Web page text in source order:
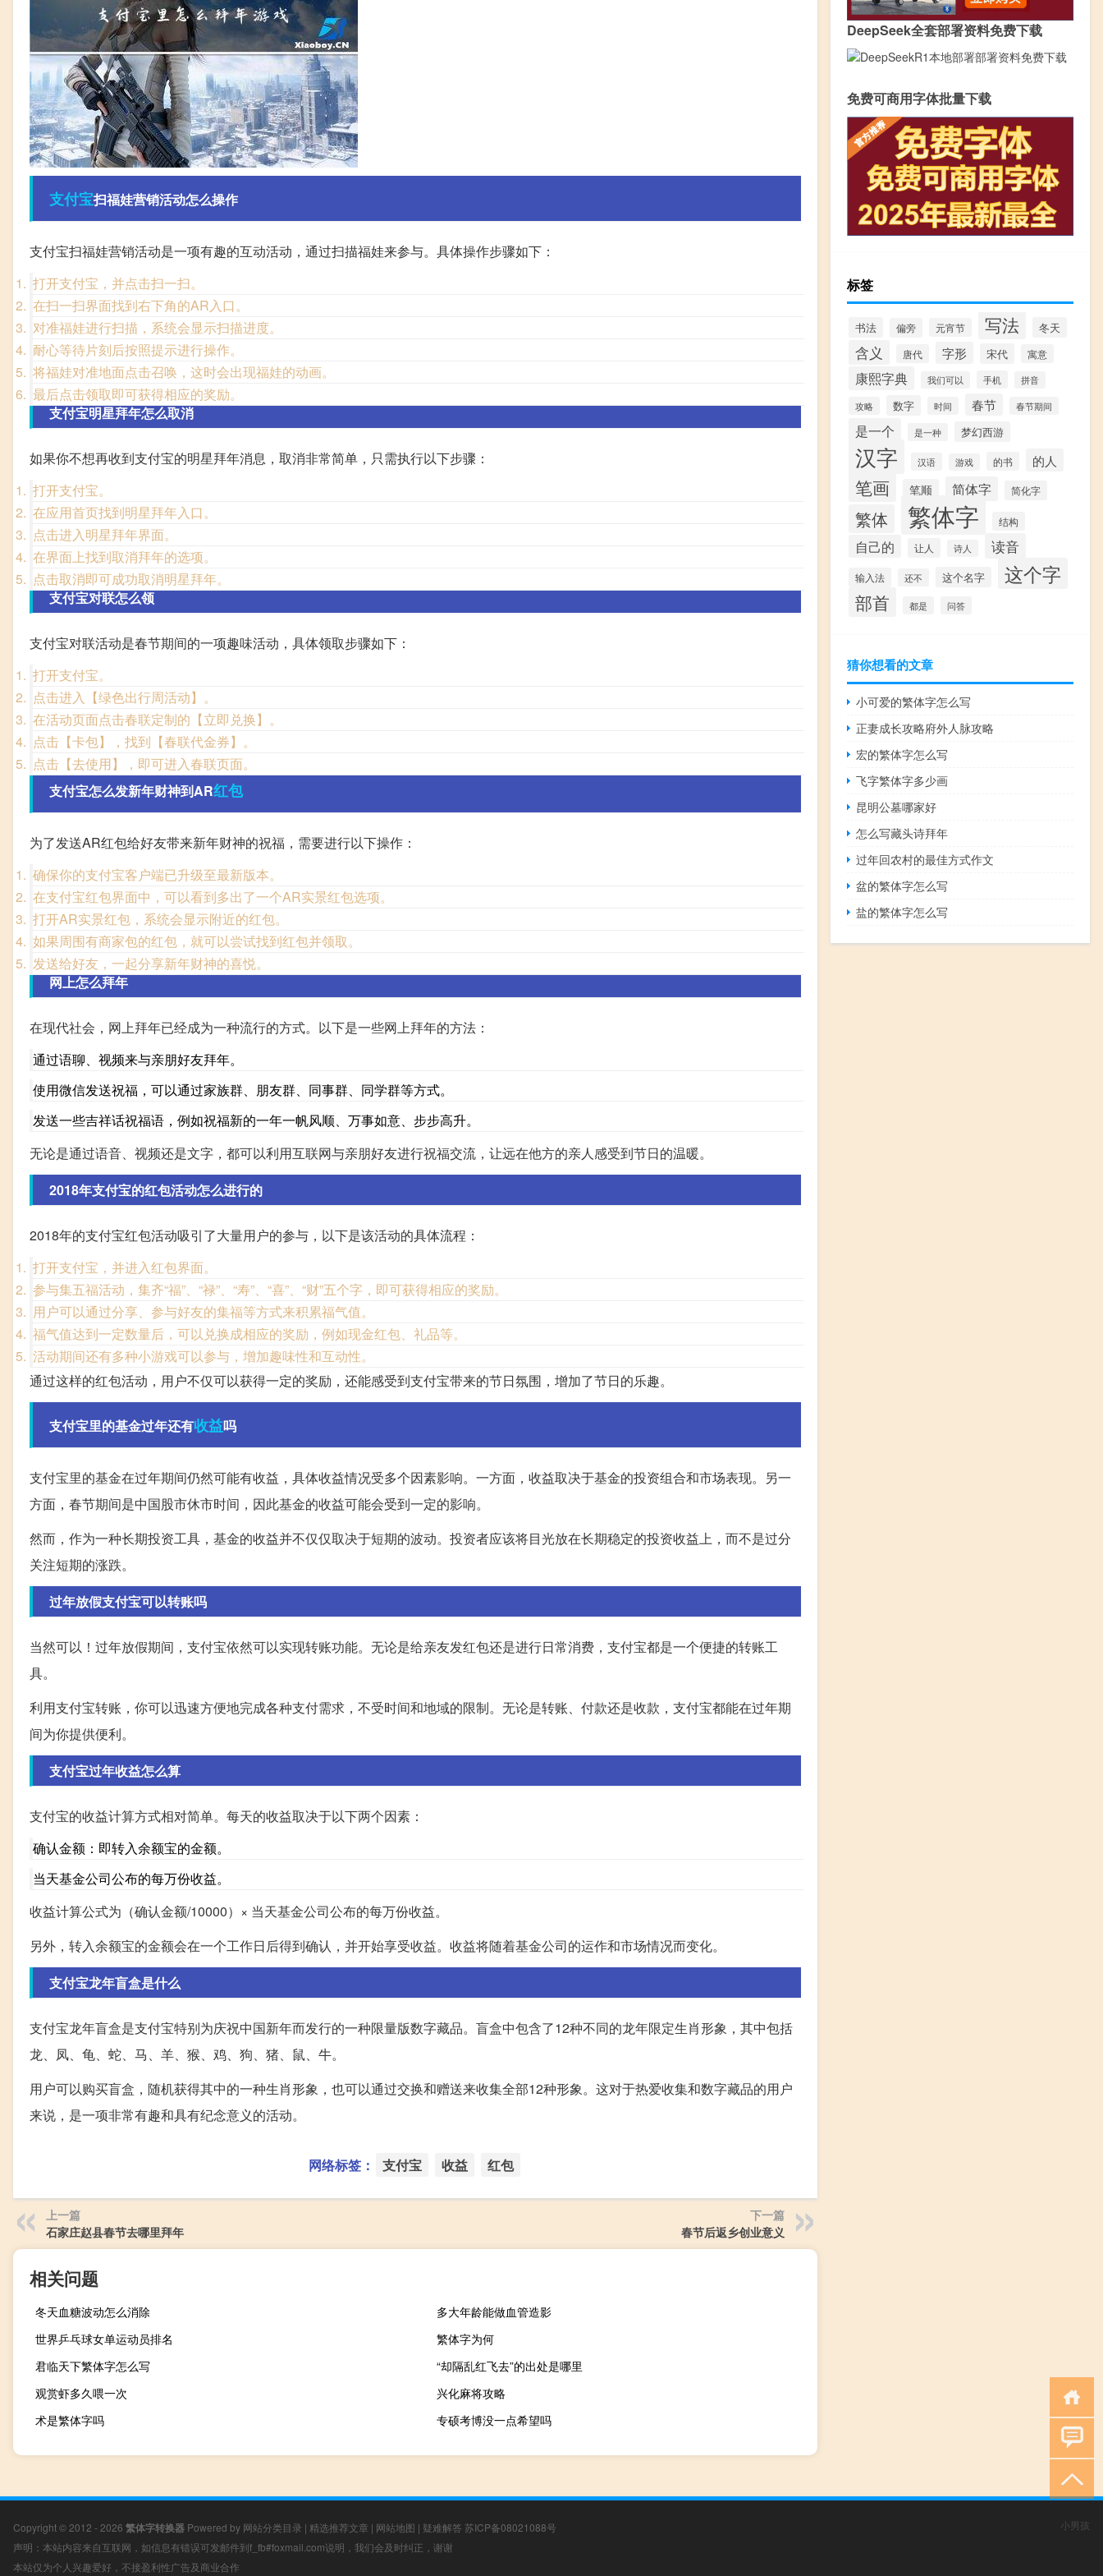
支付宝扫福娃营销活动怎么操作
支付宝扫福娃营销活动是一项有趣的互动活动，通过扫描福娃来参与。具体操作步骤如下：
打开支付宝，并点击扫一扫。
在扫一扫界面找到右下角的AR入口。
对准福娃进行扫描，系统会显示扫描进度。
耐心等待片刻后按照提示进行操作。
将福娃对准地面点击召唤，这时会出现福娃的动画。
最后点击领取即可获得相应的奖励。
支付宝明星拜年怎么取消
如果你不想再收到支付宝的明星拜年消息，取消非常简单，只需执行以下步骤：
打开支付宝。
在应用首页找到明星拜年入口。
点击进入明星拜年界面。
在界面上找到取消拜年的选项。
点击取消即可成功取消明星拜年。
支付宝对联怎么领
支付宝对联活动是春节期间的一项趣味活动，具体领取步骤如下：
打开支付宝。
点击进入【绿色出行周活动】。
在活动页面点击春联定制的【立即兑换】。
点击【卡包】，找到【春联代金券】。
点击【去使用】，即可进入春联页面。
支付宝怎么发新年财神到AR红包
为了发送AR红包给好友带来新年财神的祝福，需要进行以下操作：
确保你的支付宝客户端已升级至最新版本。
在支付宝红包界面中，可以看到多出了一个AR实景红包选项。
打开AR实景红包，系统会显示附近的红包。
如果周围有商家包的红包，就可以尝试找到红包并领取。
发送给好友，一起分享新年财神的喜悦。
网上怎么拜年
在现代社会，网上拜年已经成为一种流行的方式。以下是一些网上拜年的方法：
通过语聊、视频来与亲朋好友拜年。
使用微信发送祝福，可以通过家族群、朋友群、同事群、同学群等方式。
发送一些吉祥话祝福语，例如祝福新的一年一帆风顺、万事如意、步步高升。
无论是通过语音、视频还是文字，都可以利用互联网与亲朋好友进行祝福交流，让远在他方的亲人感受到节日的温暖。
2018年支付宝的红包活动怎么进行的
2018年的支付宝红包活动吸引了大量用户的参与，以下是该活动的具体流程：
打开支付宝，并进入红包界面。
参与集五福活动，集齐“福”、“禄”、“寿”、“喜”、“财”五个字，即可获得相应的奖励。
用户可以通过分享、参与好友的集福等方式来积累福气值。
福气值达到一定数量后，可以兑换成相应的奖励，例如现金红包、礼品等。
活动期间还有多种小游戏可以参与，增加趣味性和互动性。
通过这样的红包活动，用户不仅可以获得一定的奖励，还能感受到支付宝带来的节日氛围，增加了节日的乐趣。
支付宝里的基金过年还有收益吗
支付宝里的基金在过年期间仍然可能有收益，具体收益情况受多个因素影响。一方面，收益取决于基金的投资组合和市场表现。另一
方面，春节期间是中国股市休市时间，因此基金的收益可能会受到一定的影响。
然而，作为一种长期投资工具，基金的收益并不仅仅取决于短期的波动。投资者应该将目光放在长期稳定的投资收益上，而不是过分
关注短期的涨跌。
过年放假支付宝可以转账吗
当然可以！过年放假期间，支付宝依然可以实现转账功能。无论是给亲友发红包还是进行日常消费，支付宝都是一个便捷的转账工
具。
利用支付宝转账，你可以迅速方便地完成各种支付需求，不受时间和地域的限制。无论是转账、付款还是收款，支付宝都能在过年期
间为你提供便利。
支付宝过年收益怎么算
支付宝的收益计算方式相对简单。每天的收益取决于以下两个因素：
确认金额：即转入余额宝的金额。
当天基金公司公布的每万份收益。
收益计算公式为（确认金额/10000）× 当天基金公司公布的每万份收益。
另外，转入余额宝的金额会在一个工作日后得到确认，并开始享受收益。收益将随着基金公司的运作和市场情况而变化。
支付宝龙年盲盒是什么
支付宝龙年盲盒是支付宝特别为庆祝中国新年而发行的一种限量版数字藏品。盲盒中包含了12种不同的龙年限定生肖形象，其中包括
龙、凤、龟、蛇、马、羊、猴、鸡、狗、猪、鼠、牛。
用户可以购买盲盒，随机获得其中的一种生肖形象，也可以通过交换和赠送来收集全部12种形象。这对于热爱收集和数字藏品的用户
来说，是一项非常有趣和具有纪念意义的活动。
网络标签： 支付宝 收益 红包
上一篇
石家庄赵县春节去哪里拜年
下一篇
春节后返乡创业意义
相关问题
冬天血糖波动怎么消除
多大年龄能做血管造影
世界乒乓球女单运动员排名
繁体字为何
君临天下繁体字怎么写
“却隔乱红飞去”的出处是哪里
观赏虾多久喂一次
兴化麻将攻略
术是繁体字吗
专硕考博没一点希望吗
DeepSeek全套部署资料免费下载
免费可商用字体批量下载
标签
书法 偏旁 元宵节 写法 冬天
含义 唐代 字形 宋代 寓意
康熙字典 我们可以 手机 拼音
攻略 数字 时间 春节 春节期间
是一个 是一种 梦幻西游
汉字 汉语 游戏 的书 的人
笔画 笔顺 简体字 简化字
繁体 繁体字 结构
自己的 让人 诗人 读音
输入法 还不 这个名字 这个字
部首 都是 问答
猜你想看的文章
小可爱的繁体字怎么写
正妻成长攻略府外人脉攻略
宏的繁体字怎么写
飞字繁体字多少画
昆明公墓哪家好
怎么写藏头诗拜年
过年回农村的最佳方式作文
盆的繁体字怎么写
盐的繁体字怎么写
Copyright © 2012 - 2026 繁体字转换器 Powered by 网站分类目录 | 精选推荐文章 | 网站地图 | 疑难解答 苏ICP备08021088号
声明：本站内容来自互联网，如信息有错误可发邮件到f_fb#foxmail.com说明，我们会及时纠正，谢谢
本站仅为个人兴趣爱好，不接盈利性广告及商业合作
小男孩